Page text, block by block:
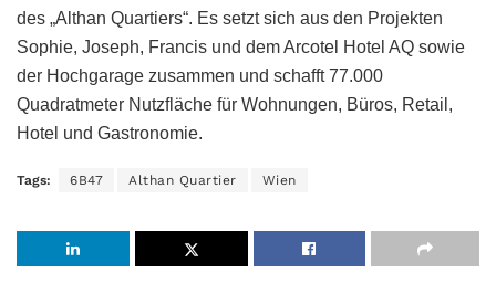
des „Althan Quartiers“. Es setzt sich aus den Projekten
Sophie, Joseph, Francis und dem Arcotel Hotel AQ sowie
der Hochgarage zusammen und schafft 77.000
Quadratmeter Nutzfläche für Wohnungen, Büros, Retail,
Hotel und Gastronomie.
Tags: 6B47 Althan Quartier Wien